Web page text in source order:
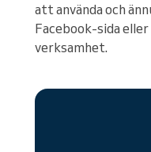
att använda och
Facebook-sida
verksamhet.